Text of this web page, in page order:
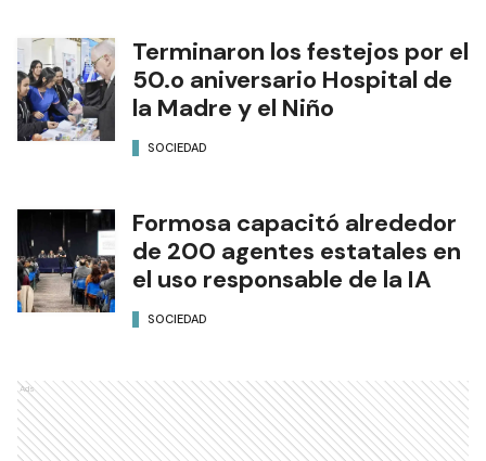
Terminaron los festejos por el
50.o aniversario Hospital de
la Madre y el Niño
SOCIEDAD
Formosa capacitó alrededor
de 200 agentes estatales en
el uso responsable de la IA
SOCIEDAD
Ads